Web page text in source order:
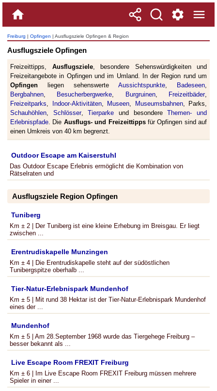
Freiburg | Opfingen | Ausflugsziele Opfingen & Region
Ausflugsziele Opfingen
Freizeittipps, Ausflugsziele, besondere Sehenswürdigkeiten und
Freizeitangebote in Opfingen und im Umland. In der Region rund um
Opfingen liegen sehenswerteAussichtspunkte, Badeseen,
Bergbahnen, Besucherbergwerke, Burgruinen, Freizeitbäder,
Freizeitparks, Indoor-Aktivitäten, Museen, Museumsbahnen, Parks,
Schauhöhlen, Schlösser,Tierparke und besondereThemen- und
Erlebnispfade. Die Ausflugs- und Freizeittippsfür Opfingen sind auf
einen Umkreis von 40 km begrenzt.
Outdoor Escape am Kaiserstuhl
Das Outdoor Escape Erlebnis ermöglicht die Kombination von
Rätselraten und
Ausflugsziele Region Opfingen
Tuniberg
Km ± 2 | Der Tuniberg ist eine kleine Erhebung im Breisgau. Er liegt
zwischen ...
Erentrudiskapelle Munzingen
Km ± 4 | Die Erentrudiskapelle steht auf der südöstlichen
Tunibergspitze oberhalb ...
Tier-Natur-Erlebnispark Mundenhof
Km ± 5 | Mit rund 38 Hektar ist der Tier-Natur-Erlebnispark Mundenhof
eines der ...
Mundenhof
Km ± 5 | Am 28.September 1968 wurde das Tiergehege Freiburg –
besser bekannt als ...
Live Escape Room FREXIT Freiburg
Km ± 6 | Im Live Escape Room FREXIT Freiburg müssen mehrere
Spieler in einer ...